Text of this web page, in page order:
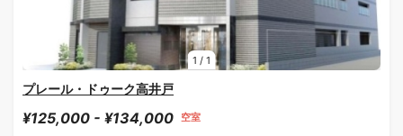
1 / 1
プレール・ドゥーク高井戸
¥125,000 - ¥134,000 空室